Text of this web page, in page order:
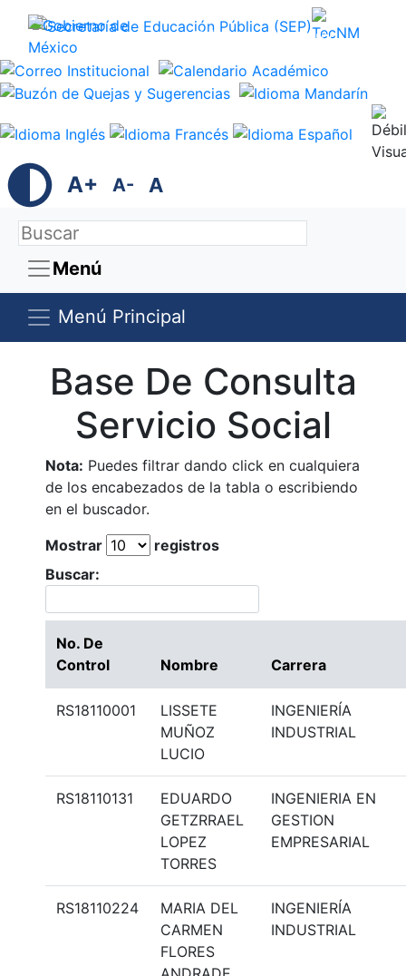
Trámites Gobierno
A+ A- A
Menú
Menú Principal
Base De Consulta
Servicio Social
Nota: Puedes filtrar dando click en cualquiera
de los encabezados de la tabla o escribiendo
en el buscador.
Mostrar
registros
Buscar:
No. De
Control
Nombre Carrera
RS18110001
LISSETE
MUÑOZ
LUCIO
INGENIERÍA
INDUSTRIAL
RS18110131
EDUARDO
GETZRRAEL
LOPEZ
TORRES
INGENIERIA EN
GESTION
EMPRESARIAL
RS18110224
MARIA DEL
CARMEN
FLORES
INGENIERÍA
INDUSTRIAL